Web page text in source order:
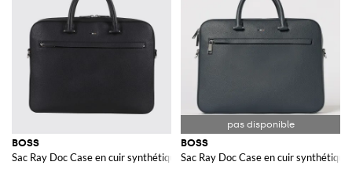
BOSS
Sac Ray Doc Case en cuir synthétique grainé
BOSS
Sac Ray Doc Case en cuir